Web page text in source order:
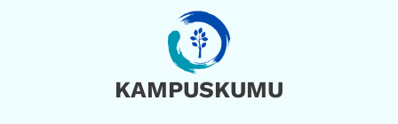
KAMPUSKUMU